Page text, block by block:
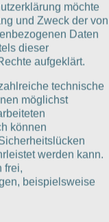
möchte
und Zweck der von
Daten
dieser
aufgeklärt.
technische
möglichst
können
werden kann.
frei,
beispielsweise